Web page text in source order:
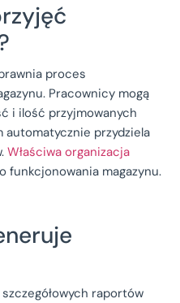
proces
Pracownicy mogą
i ilość przyjmowanych
przydziela
Właściwa organizacja
funkcjonowania magazynu.
raportów